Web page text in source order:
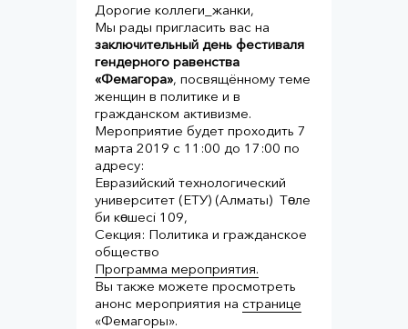
Дорогие коллеги_жанки,
Мы рады пригласить вас на
заключительный день фестиваля
гендерного равенства
«Фемагора», посвящённому теме
женщин в политике и в
гражданском активизме.
Мероприятие будет проходить 7
марта 2019 с 11:00 до 17:00 по
адресу:
Евразийский технологический
университет (ЕТУ) (Алматы) Төле
би көшесі 109,
Секция: Политика и гражданское
общество
Программа мероприятия.
Вы также можете просмотреть
анонс мероприятия на странице
«Фемагоры».